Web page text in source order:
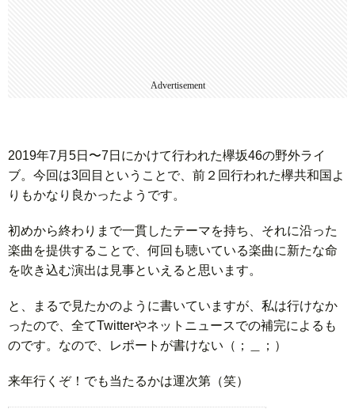
Advertisement
2019年7月5日〜7日にかけて行われた欅坂46の野外ライ
ブ。今回は3回目ということで、前２回行われた欅共和国よ
りもかなり良かったようです。
初めから終わりまで一貫したテーマを持ち、それに沿った
楽曲を提供することで、何回も聴いている楽曲に新たな命
を吹き込む演出は見事といえると思います。
と、まるで見たかのように書いていますが、私は行けなか
ったので、全てTwitterやネットニュースでの補完によるも
のです。なので、レポートが書けない（；＿；）
来年行くぞ！でも当たるかは運次第（笑）